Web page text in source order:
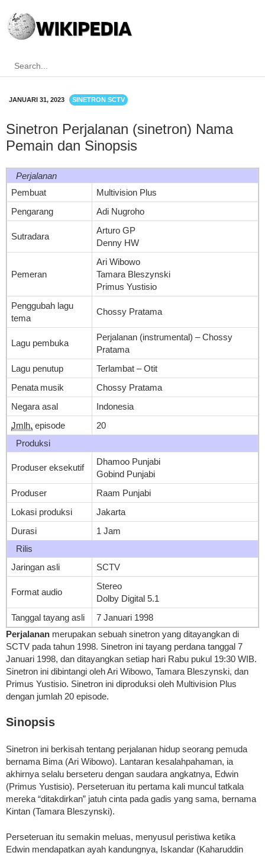
JANUARI 31, 2023 SINETRON SCTV
Sinetron Perjalanan (sinetron) Nama
Pemain dan Sinopsis
Perjalanan
Pembuat
Multivision Plus
Pengarang
Adi Nugroho
Sutradara
Arturo GP
Denny HW
Pemeran
Ari Wibowo
Tamara Bleszynski
Primus Yustisio
Penggubah lagu
tema
Chossy Pratama
Lagu pembuka
Perjalanan (instrumental) – Chossy
Pratama
Lagu penutup
Terlambat – Otit
Penata musik
Chossy Pratama
Negara asal
Indonesia
Jmlh. episode
20
Produksi
Produser eksekutif
Dhamoo Punjabi
Gobind Punjabi
Produser
Raam Punjabi
Lokasi produksi
Jakarta
Durasi
1 Jam
Rilis
Jaringan asli
SCTV
Format audio
Stereo
Dolby Digital 5.1
Tanggal tayang asli
7 Januari 1998
Perjalanan merupakan sebuah sinetron yang ditayangkan di
SCTV pada tahun 1998. Sinetron ini tayang perdana tanggal 7
Januari 1998, dan ditayangkan setiap hari Rabu pukul 19:30 WIB.
Sinetron ini dibintangi oleh Ari Wibowo, Tamara Bleszynski, dan
Primus Yustisio. Sinetron ini diproduksi oleh Multivision Plus
dengan jumlah 20 episode.
Sinopsis
Sinetron ini berkisah tentang perjalanan hidup seorang pemuda
bernama Bima (Ari Wibowo). Lantaran kesalahpahaman, ia
akhirnya selalu berseteru dengan saudara angkatnya, Edwin
(Primus Yustisio). Perseteruan itu pertama kali muncul tatkala
mereka “ditakdirkan” jatuh cinta pada gadis yang sama, bernama
Kintan (Tamara Bleszynski).
Perseteruan itu semakin meluas, menyusul peristiwa ketika
Edwin mendapatkan ayah kandungnya, Iskandar (Kaharuddin